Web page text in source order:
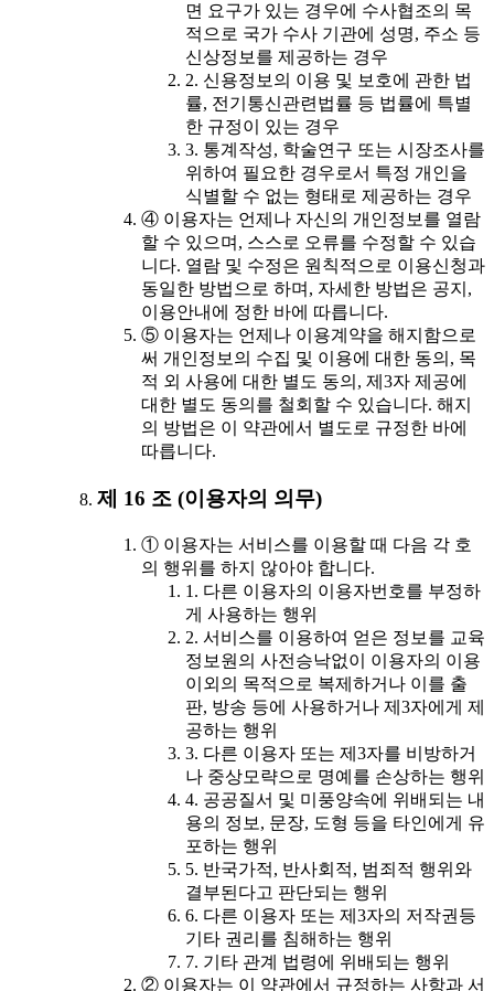
면 요구가 있는 경우에 수사협조의 목
적으로 국가 수사 기관에 성명, 주소 등
신상정보를 제공하는 경우
2. 신용정보의 이용 및 보호에 관한 법
률, 전기통신관련법률 등 법률에 특별
한 규정이 있는 경우
3. 통계작성, 학술연구 또는 시장조사를
위하여 필요한 경우로서 특정 개인을
식별할 수 없는 형태로 제공하는 경우
④ 이용자는 언제나 자신의 개인정보를 열람
할 수 있으며, 스스로 오류를 수정할 수 있습
니다. 열람 및 수정은 원칙적으로 이용신청과
동일한 방법으로 하며, 자세한 방법은 공지,
이용안내에 정한 바에 따릅니다.
⑤ 이용자는 언제나 이용계약을 해지함으로
써 개인정보의 수집 및 이용에 대한 동의, 목
적 외 사용에 대한 별도 동의, 제3자 제공에
대한 별도 동의를 철회할 수 있습니다. 해지
의 방법은 이 약관에서 별도로 규정한 바에
따릅니다.
제 16 조 (이용자의 의무)
① 이용자는 서비스를 이용할 때 다음 각 호
의 행위를 하지 않아야 합니다.
1. 다른 이용자의 이용자번호를 부정하
게 사용하는 행위
2. 서비스를 이용하여 얻은 정보를 교육
정보원의 사전승낙없이 이용자의 이용
이외의 목적으로 복제하거나 이를 출
판, 방송 등에 사용하거나 제3자에게 제
공하는 행위
3. 다른 이용자 또는 제3자를 비방하거
나 중상모략으로 명예를 손상하는 행위
4. 공공질서 및 미풍양속에 위배되는 내
용의 정보, 문장, 도형 등을 타인에게 유
포하는 행위
5. 반국가적, 반사회적, 범죄적 행위와
결부된다고 판단되는 행위
6. 다른 이용자 또는 제3자의 저작권등
기타 권리를 침해하는 행위
7. 기타 관계 법령에 위배되는 행위
② 이용자는 이 약관에서 규정하는 사항과 서